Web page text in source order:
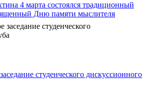
4 марта состоялся традиционный
Дню памяти мыслителя
студенческого дискуссионного